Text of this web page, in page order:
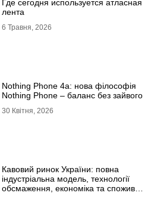
Где сегодня используется атласная
лента
6 Травня, 2026
Nothing Phone 4a: нова філософія
Nothing Phone – баланс без зайвого
30 Квітня, 2026
Кавовий ринок України: повна
індустріальна модель, технології
обсмаження, економіка та споживчі